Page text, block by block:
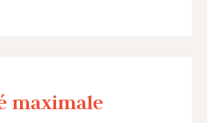
maximale